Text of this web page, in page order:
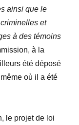
ainsi que le
et
à des témoins
à la
été déposé
où il a été
le projet de loi